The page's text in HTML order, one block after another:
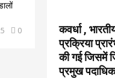
कवर्धा ,
प्रक्रिया
की गई जिसमें
प्रमुख
0